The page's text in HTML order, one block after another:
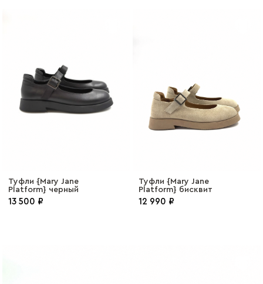
Туфли {Mary Jane
Platform} черный
13 500 ₽
Туфли {Mary Jane
Platform} бисквит
12 990 ₽